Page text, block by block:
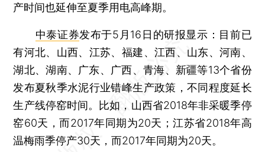
产时间也延伸至夏季用电高峰期。
中泰证券发布于5月16日的研报显示：目前已
有河北、山西、江苏、福建、江西、山东、河南、
湖北、湖南、广东、广西、青海、新疆等13个省份
发布夏秋季水泥行业错峰生产政策，不同程度延长
生产线停窑时间。比如，山西省2018年非采暖季停
窑60天，而2017年同期为20天；江苏省2018年高
温梅雨季停产30天，而2017年同期为20天。